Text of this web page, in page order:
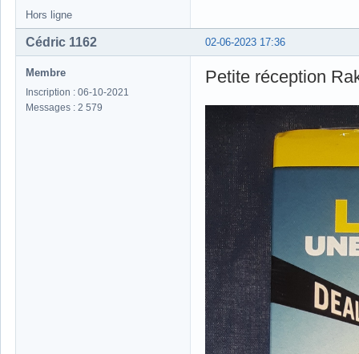
Hors ligne
02-06-2023 17:36
Cédric 1162
Membre
Inscription : 06-10-2021
Messages : 2 579
Petite réception